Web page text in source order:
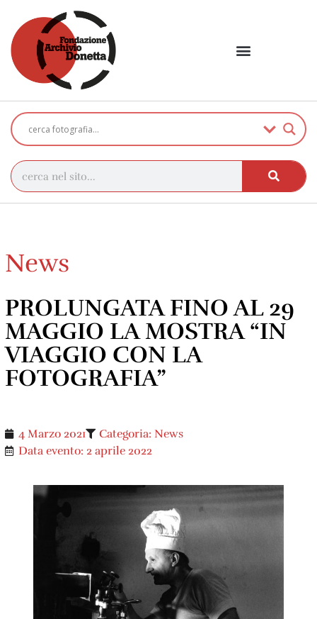
News
PROLUNGATA FINO AL 29
MAGGIO LA MOSTRA “IN
VIAGGIO CON LA
FOTOGRAFIA”
4 Marzo 2021 Categoria: News
Data evento: 2 aprile 2022